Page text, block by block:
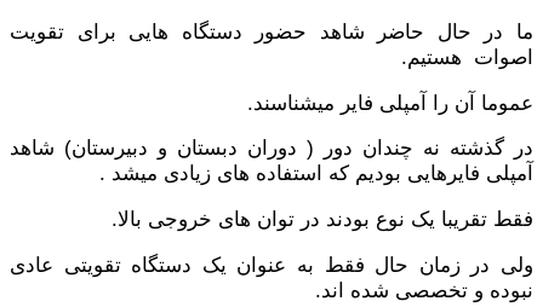
ما در حال حاضر شاهد حضور دستگاه هایی برای تقویت
اصوات هستیم.
عموما آن را آمپلی فایر میشناسند.
در گذشته نه چندان دور ( دوران دبستان و دبیرستان) شاهد
آمپلی فایرهایی بودیم که استفاده های زیادی میشد .
فقط تقریبا یک نوع بودند در توان های خروجی بالا.
ولی در زمان حال فقط به عنوان یک دستگاه تقویتی عادی
نبوده و تخصصی شده اند.